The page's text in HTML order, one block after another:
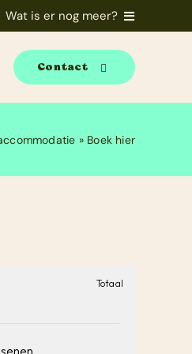
Wat is er nog meer?
Contact
» Boek hier
Totaal